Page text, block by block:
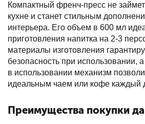
Компактный френч-пресс не
кухне и станет стильным
интерьера. Его объем в 600 мл
приготовления напитка на 2-3
материалы изготовления
безопасность при использовании,
в использовании механизм
идеальным чаем или кофе каждый
Преимущества покупки